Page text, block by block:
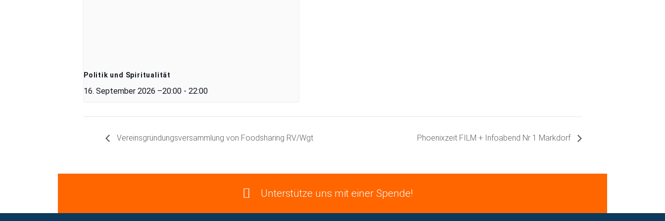
Politik und Spiritualität
16. September 2026 –20:00 - 22:00
Vereinsgründungsversammlung von Foodsharing RV/Wgt Phoenixzeit FILM + Infoabend Nr 1 Markdorf
Unterstütze uns mit einer Spende!